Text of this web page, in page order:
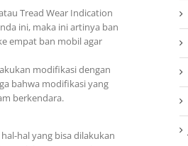
Tread Wear Indication
ini, maka ini artinya ban
empat ban mobil agar
modifikasi dengan
bahwa modifikasi yang
berkendara.
hal yang bisa dilakukan